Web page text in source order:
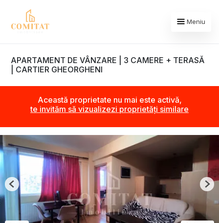
Meniu
APARTAMENT DE VÂNZARE | 3 CAMERE + TERASĂ
| CARTIER GHEORGHENI
Această proprietate nu mai este activă,
te invităm să vizualizezi proprietăți similare
Previous